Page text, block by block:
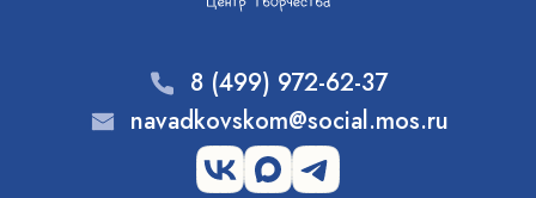
8 (499) 972-62-37
navadkovskom@social.mos.ru